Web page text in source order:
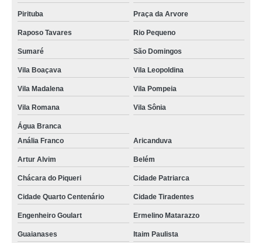
Pirituba Praça da Arvore
Raposo Tavares Rio Pequeno
Sumaré São Domingos
Vila Boaçava Vila Leopoldina
Vila Madalena Vila Pompeia
Vila Romana Vila Sônia
Água Branca
Anália Franco
Aricanduva
Artur Alvim Belém
Chácara do Piqueri Cidade Patriarca
Cidade Quarto Centenário Cidade Tiradentes
Engenheiro Goulart Ermelino Matarazzo
Guaianases Itaim Paulista